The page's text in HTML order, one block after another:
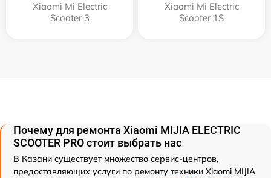
Xiaomi Mi Electric
Scooter 3
Xiaomi Mi Electric
Scooter 1S
Почему для ремонта Xiaomi MIJIA ELECTRIC
SCOOTER PRO стоит выбрать нас
В Казани существует множество сервис-центров,
предоставляющих услуги по ремонту техники Xiaomi MIJIA